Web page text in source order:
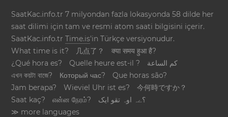
SaatKac.info.tr 7 milyondan fazla lokasyonda 58 dilde her
saat dilimi için tam ve resmi atom saati bilgisini içerir.
SaatKac.info.trTime.is'in Türkçe versiyonudur.
What time is it?
几点了？
क्या समय हुआ है?
¿Qué hora es?
Quelle heure est-il ?
كم الساعة
এখন কয়টা বাজে?
Который час?
Que horas são?
Jam berapa?
Wieviel Uhr ist es?
今何時ですか？
Saat kaç?
என்ன நேரம்?
؟ےہ اوہ تقو ایک
≫ more languages